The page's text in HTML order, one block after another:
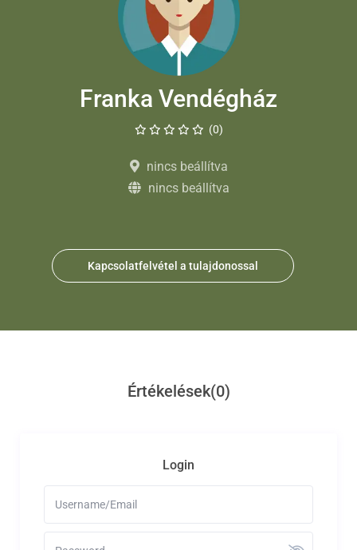
Franka Vendégház
(0)
nincs beállítva
nincs beállítva
Kapcsolatfelvétel a tulajdonossal
Értékelések(0)
Login